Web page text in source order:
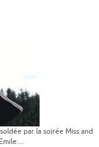
par la soirée Miss and